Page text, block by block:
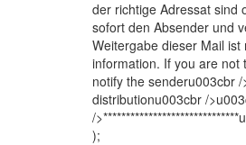
der richtige Adressat sind
sofort den Absender und
Weitergabe dieser Mail
information. If you are not
notify the senderu003cbr
distributionu003cbr /
/
);